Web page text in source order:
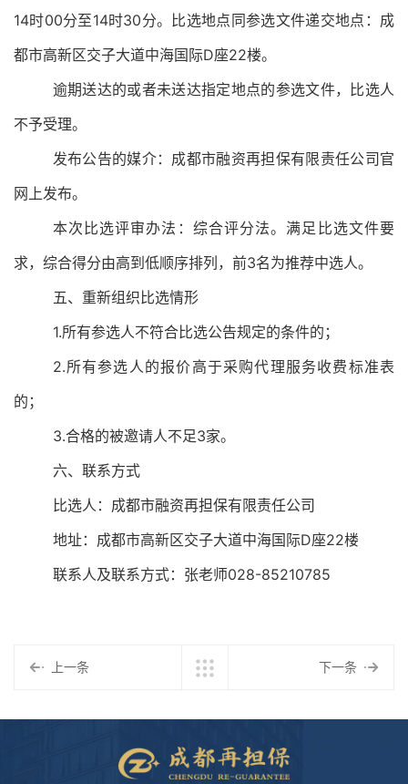
14时00分至14时30分。 比选地点同参选文件递交地点：成
都市高新区交子大道中海国际D座22楼。
逾期送达的或者未送达指定地点的参选文件，比选人
不予受理。
发布公告的媒介：成都市融资再担保有限责任公司官
网上发布。
本次比选评审办法：综合评分法。满足比选文件要
求，综合得分由高到低顺序排列，前3名为推荐中选人。
五、 重新组织比选情形
1.所有参选人不符合比选公告规定的条件的；
2.所有参选人的报价高于采购代理服务收费标准表
的；
3.合格的被邀请人不足3家。
六、联系方式
比选人：成都市融资再担保有限责任公司
地址：成都市高新区交子大道中海国际D座22楼
联系人及联系方式：张老师028-85210785
上一条 下一条